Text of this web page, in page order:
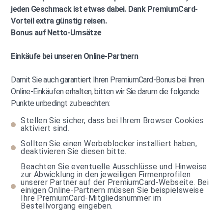
jeden Geschmack ist etwas dabei. Dank PremiumCard-
Vorteil extra günstig reisen.
Bonus auf Netto-Umsätze
Einkäufe bei unseren Online-Partnern
Damit Sie auch garantiert Ihren PremiumCard-Bonus bei Ihren
Online-Einkäufen erhalten, bitten wir Sie darum die folgende
Punkte unbedingt zu beachten:
Stellen Sie sicher, dass bei Ihrem Browser Cookies
aktiviert sind.
Sollten Sie einen Werbeblocker installiert haben,
deaktivieren Sie diesen bitte.
Beachten Sie eventuelle Ausschlüsse und Hinweise
zur Abwicklung in den jeweiligen Firmenprofilen
unserer Partner auf der PremiumCard-Webseite. Bei
einigen Online-Partnern müssen Sie beispielsweise
Ihre PremiumCard-Mitgliedsnummer im
Bestellvorgang eingeben.